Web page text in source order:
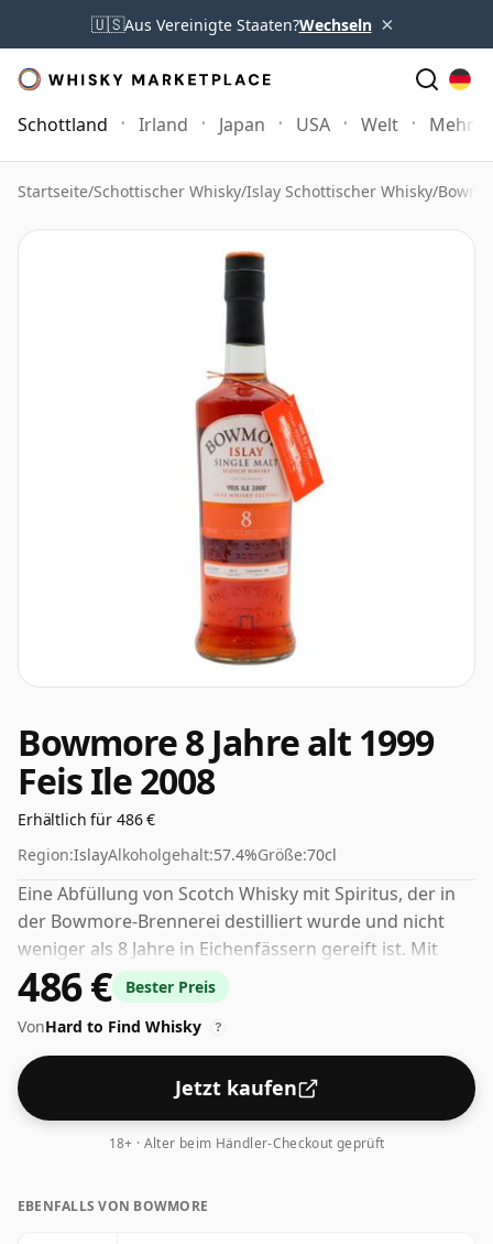
🇺🇸Aus Vereinigte Staaten?Wechseln ×
Schottland Irland Japan USA Welt Mehr
Startseite/Schottischer Whisky/Islay Schottischer Whisky/
Bowmore 8 Jahre alt 1999
Feis Ile 2008
Erhältlich für 486 €
Region:IslayAlkoholgehalt:57.4%Größe:70cl
Eine Abfüllung von Scotch Whisky mit Spiritus, der in
der Bowmore-Brennerei destilliert wurde und nicht
weniger als 8 Jahre in Eichenfässern gereift ist. Mit
57,4 % Vol. ist dieser Alkoholgehalt mehr als
akzeptabel. Abgefüllt in der Standardausgabegröße
von 70 cl.
486 €
Bester Preis
VonHard to Find Whisky ?
Jetzt kaufen
18+ · Alter beim Händler-Checkout geprüft
EBENFALLS VON BOWMORE